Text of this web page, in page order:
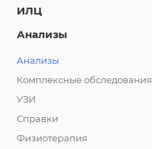
ИЛЦ
Анализы
Анализы
Комплексные обследования
УЗИ
Справки
Физиотерапия